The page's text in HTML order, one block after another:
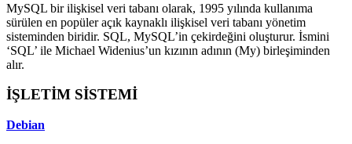
MySQL bir ilişkisel veri tabanı olarak, 1995 yılında kullanıma
sürülen en popüler açık kaynaklı ilişkisel veri tabanı yönetim
sisteminden biridir. SQL, MySQL’in çekirdeğini oluşturur. İsmini
‘SQL’ ile Michael Widenius’un kızının adının (My) birleşiminden
alır.
İŞLETİM SİSTEMİ
Debian